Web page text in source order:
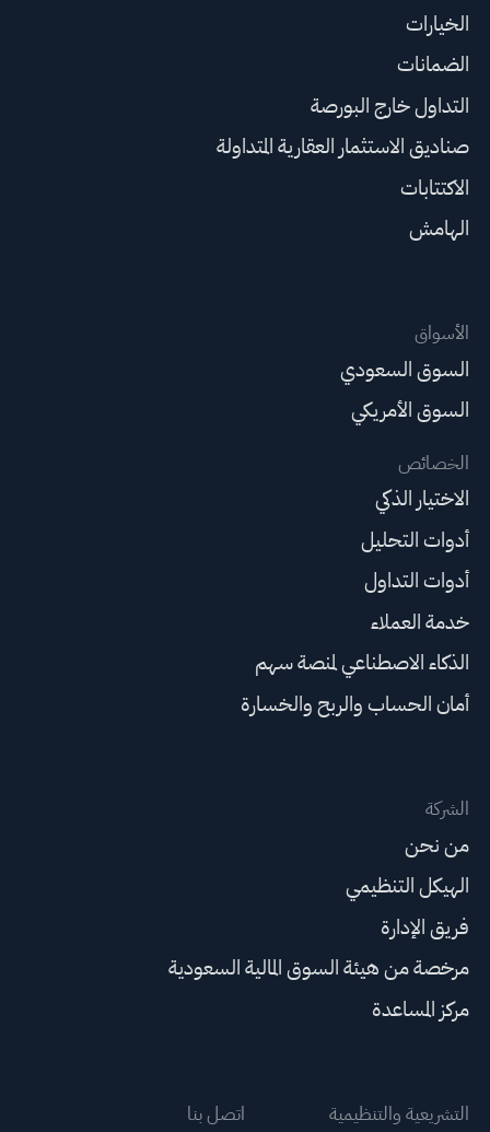
الخيارات
الضمانات
التداول خارج البورصة
صناديق الاستثمار العقارية المتداولة
الاكتتابات
الهامش
الأسواق
السوق السعودي
السوق الأمريكي
الخصائص
الاختيار الذكي
أدوات التحليل
أدوات التداول
خدمة العملاء
الذكاء الاصطناعي لمنصة سهم
أمان الحساب والربح والخسارة
الشركة
من نحن
الهيكل التنظيمي
فريق الإدارة
مرخصة من هيئة السوق المالية السعودية
مركز المساعدة
التشريعية والتنظيمية اتصل بنا